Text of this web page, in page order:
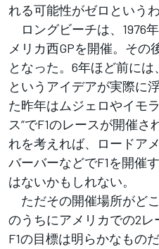
れる可能性がゼロという
ロングビーチは、1976
メリカ西GPを開催。その
となった。6年ほど前に
というアイデアが実際に
た昨年はムジェロやイモ
ス”でF1のレースが開催
れを考えれば、ロードア
バーバーなどでF1を開催
はないかもしれない。
ただその開催場所がど
のうちにアメリカでの2
F1の目標は明らかなもの